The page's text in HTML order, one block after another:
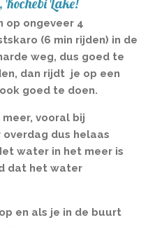
op ongeveer 4
(6 min rijden) in de
weg, dus goed te
dan rijdt je op een
goed te doen.
vooral bij
overdag dus helaas
water in het meer is
dat het water
en als je in de buurt